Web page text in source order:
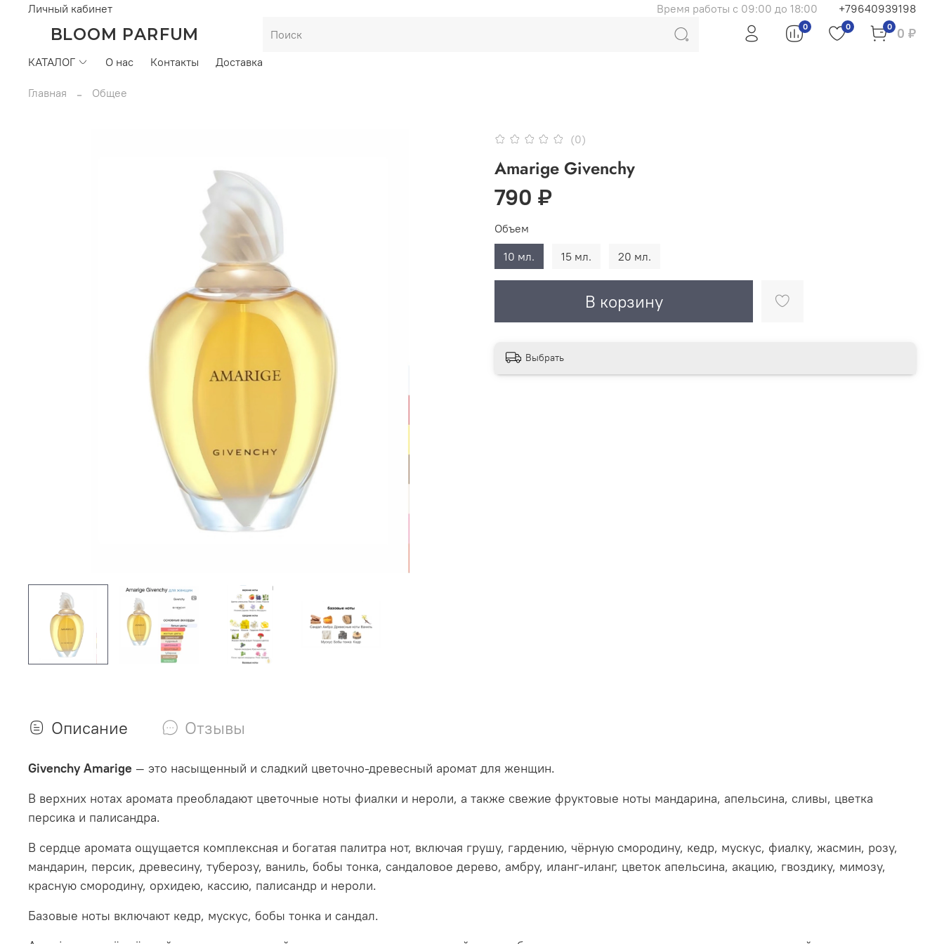
Личный кабинет Время работы с 09:00 до 18:00 +79640939198
BLOOM PARFUM 0 0 0 0 ₽
КАТАЛОГ О нас Контакты Доставка
Главная Общее
(0)
Amarige Givenchy
790 ₽
В корзину
Объем
10 мл.
15 мл. 20 мл.
Выбрать
Описание Отзывы
Givenchy Amarige — это насыщенный и сладкий цветочно-древесный аромат для женщин.
В верхних нотах аромата преобладают цветочные ноты фиалки и нероли, а также свежие фруктовые ноты мандарина, апельсина, сливы, цветка
персика и палисандра.
В сердце аромата ощущается комплексная и богатая палитра нот, включая грушу, гардению, чёрную смородину, кедр, мускус, фиалку, жасмин, розу,
мандарин, персик, древесину, туберозу, ваниль, бобы тонка, сандаловое дерево, амбру, иланг-иланг, цветок апельсина, акацию, гвоздику, мимозу,
красную смородину, орхидею, кассию, палисандр и нероли.
Базовые ноты включают кедр, мускус, бобы тонка и сандал.